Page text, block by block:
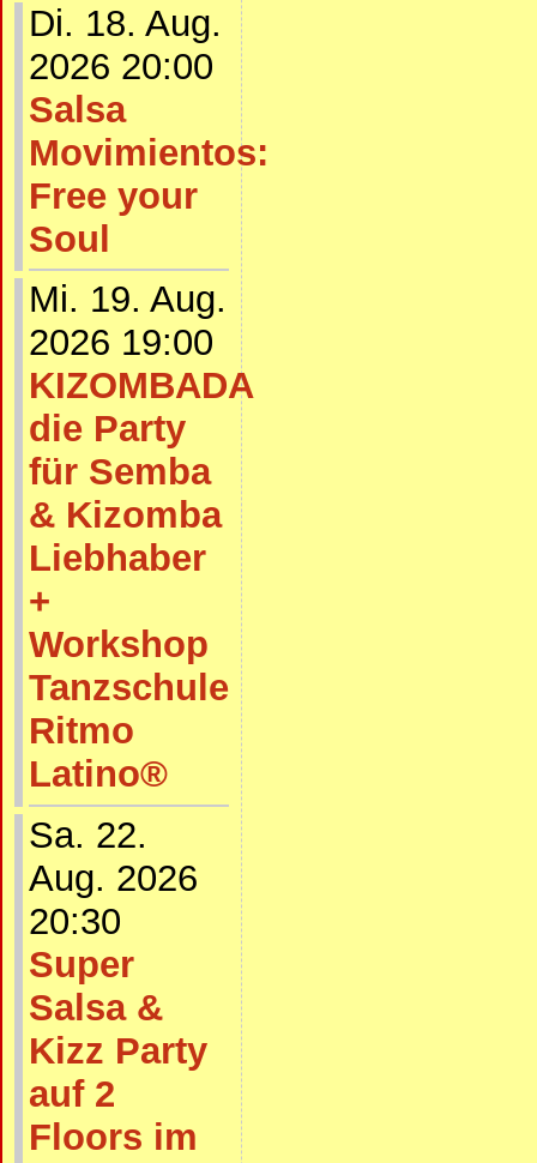
Di. 18. Aug.
2026 20:00
Salsa
Movimientos:
Free your
Soul
Mi. 19. Aug.
2026 19:00
KIZOMBADA
die Party
für Semba
& Kizomba
Liebhaber
+
Workshop
Tanzschule
Ritmo
Latino®
Sa. 22.
Aug. 2026
20:30
Super
Salsa &
Kizz Party
auf 2
Floors im